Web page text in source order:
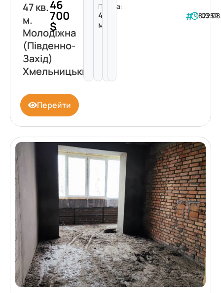
47 кв.
м.
Молодіжна
(Південно-
Захід)
Хмельницький
46
700
$
Площа:
47
м²
182259
Перейти